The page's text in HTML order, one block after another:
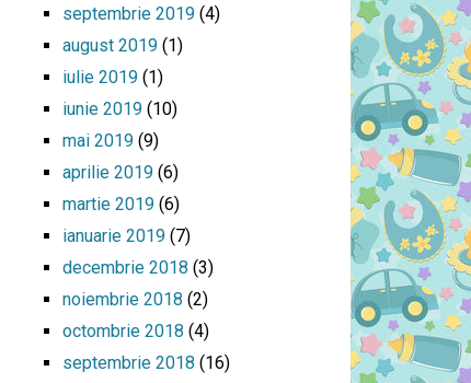
septembrie 2019 (4)
august 2019 (1)
iulie 2019 (1)
iunie 2019 (10)
mai 2019 (9)
aprilie 2019 (6)
martie 2019 (6)
ianuarie 2019 (7)
decembrie 2018 (3)
noiembrie 2018 (2)
octombrie 2018 (4)
septembrie 2018 (16)